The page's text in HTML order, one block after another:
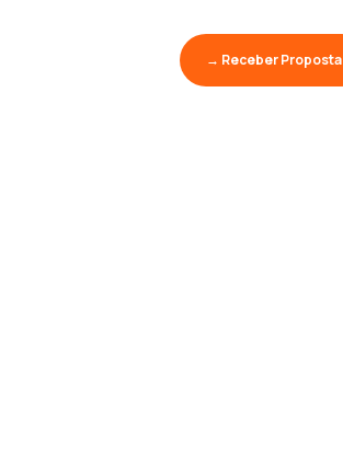
→ Receber Proposta